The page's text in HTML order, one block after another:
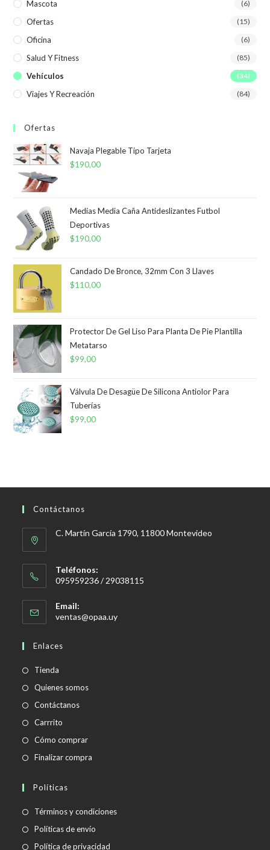
Mascota (6)
Ofertas (15)
Oficina (6)
Salud Y Fitness (85)
Vehículos (34)
Viajes Y Recreación (84)
Ofertas
Navaja Plegable Tipo Tarjeta
$190,00
Medias Media Caña Antideslizantes Futbol
Deportivas
$190,00
Candado De Bronce, 32mm Con 3 Llaves
$110,00
Protector De Gel Liso Para Planta De Pie Plantilla
Metatarso
$99,00
Válvula De Desagüe De Silicona Antiolor Para
Tuberías
$99,00
Contáctanos
C. Martín García 1790, 11800 Montevideo
Teléfonos:
095959236 / 29038115
Email:
ventas@opaa.uySe
Enlaces
Tienda
Quienes somos
Contáctanos
Carrrito
Cómo comprar
Finalizar compra
Políticas
Términos y condicionesSe
Políticas de envío
abre
Política de privacidad